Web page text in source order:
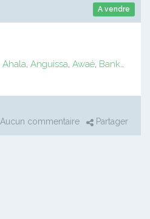
A vendre
Ahala, Anguissa, Awaé, Bankomo
Aucun commentaire Partager